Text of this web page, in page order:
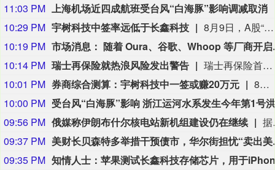
11:03 PM
上海机场近四成航班受台风“白海豚”影响调减取消
10:29 PM 宇树科技中签率远低于长鑫科技
8月9日，A股“人形机器人第一股”宇树科技8月10日将在科创板正式开启申购。考虑到宇树科技本次发行流通盘规模较小，又叠加“第一股”的题材光环，多家券商综合测算显示，其预计中签率在万分之二至万分之三之间，远低于长鑫科技0.47%的中签率水平。数据显示，2026年以来A股新股上市首日平均涨幅高达276.04%，若以此测算，中一签宇树科技账面盈利有望突破20万元；若对标年内科创板新股首日466.61%的平均涨幅，单签盈利可达35.18万元。 (21财经)
10:19 PM
市场消息： 随着 Oura、谷歌、
10:14 PM 瑞士再保险就热浪风险发出警告
瑞士再保险首席执行官贝格尔（Andreas Berger）在接受瑞士《周日新苏黎世报》（NZZ am Sonntag）采访时表示：”热浪及其相关死亡人数的风险被低估了。”他补充说：”我们需要提高对由此产生的危险的认识。”贝格尔是在瑞士再保险公布2026年上半年净利润增长9%之后发表上述言论的，他表示现在断言超额死亡率将如何影响这家总部位于苏黎世的公司的财务数据还为时过早。
10:01 PM 券商综合测算：宇树科技中一签或赚20万元
8月10日，A股“人形机器人第一股”宇树科技（688836.SH）将在科创板正式开启申购。考虑到宇树科技本次发行流通盘规模较小，又叠加“第一股”的题材光环，多家券商综合测算显示，其预计中签率在万分之二至万分之三之间，远低于长鑫科技0.47%的中签率水平。数据显示，2026年以来A股新股上市首日平均涨幅高达276.04%，若以此测算，中一签宇树科技账面盈利有望突破20万元；若对标年内科创板新股首日466.61%的平均涨幅，单签盈利可达35.18万元。（21世纪经济报道）
10:00 PM
09:56 PM 俄媒称伊朗布什尔核电站新机组建设仍在继续
据俄罗斯媒体9日报道，俄罗斯国家原子能公司首席执行官利哈乔夫说
09:37 PM
美财长
09:35 PM